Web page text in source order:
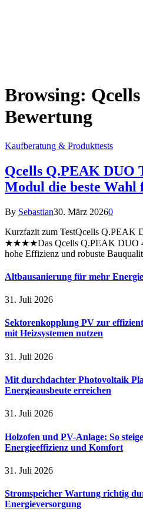
Browsing:
Bewertung
Kaufberatung & Produkttests
Qcells Q.PEAK DUO
Modul die beste Wahl
By Sebastian30. März 20260
Kurzfazit zum TestQcells Q.PEAK
★★★★Das Qcells Q.PEAK DUO
hohe Effizienz und robuste
Altbausanierung für mehr
31. Juli 2026
Sektorenkopplung PV zur
mit Heizsystemen nutzen
31. Juli 2026
Mit durchdachter Photovoltaik
Energieausbeute erreichen
31. Juli 2026
Holzofen und PV-Anlage: So
Energieeffizienz und Komfort
31. Juli 2026
Stromspeicher Wartung richtig
Energieversorgung